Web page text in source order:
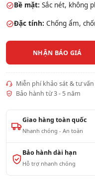
Bề mặt: Sắc nét, không
Đặc tính: Chống ẩm,
NHẬN BÁO GIÁ
Miễn phí khảo sát & tư
Bảo hành từ 3 - 5 năm
Giao hàng toàn quốc
Nhanh chóng - An toàn
Bảo hành dài hạn
Hỗ trợ nhanh chóng